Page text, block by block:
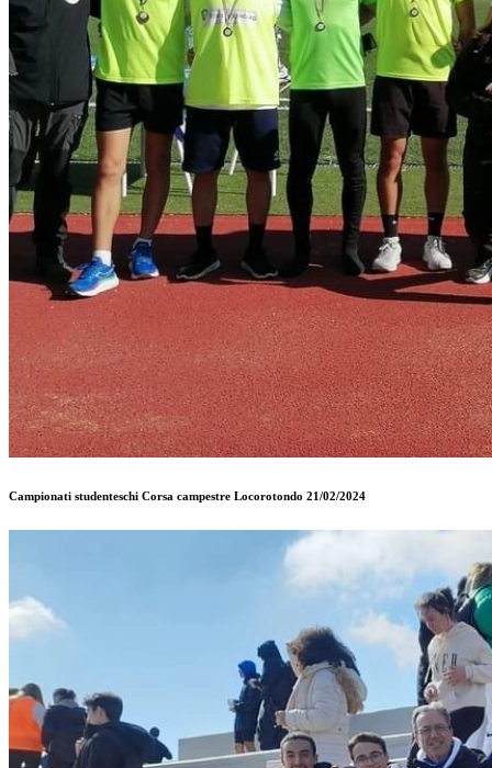
Campionati studenteschi Corsa campestre Locorotondo 21/02/2024